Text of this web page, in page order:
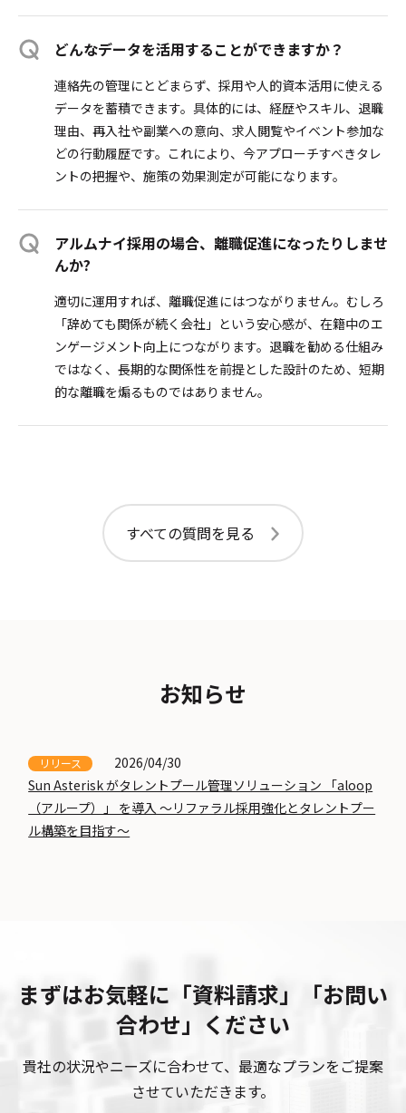
どんなデータを活用することができますか？
連絡先の管理にとどまらず、採用や人的資本活用に使える
データを蓄積できます。具体的には、経歴やスキル、退職
理由、再入社や副業への意向、求人閲覧やイベント参加な
どの行動履歴です。これにより、今アプローチすべきタレ
ントの把握や、施策の効果測定が可能になります。
アルムナイ採用の場合、離職促進になったりしませ
んか?
適切に運用すれば、離職促進にはつながりません。むしろ
「辞めても関係が続く会社」という安心感が、在籍中のエ
ンゲージメント向上につながります。退職を勧める仕組み
ではなく、長期的な関係性を前提とした設計のため、短期
的な離職を煽るものではありません。
すべての質問を見る
お知らせ
リリース
2026/04/30
Sun Asterisk がタレントプール管理ソリューション 「aloop
（アループ）」 を導入 〜リファラル採用強化とタレントプー
ル構築を目指す〜
まずはお気軽に「資料請求」「お問い
合わせ」ください
貴社の状況やニーズに合わせて、最適なプランをご提案
させていただきます。